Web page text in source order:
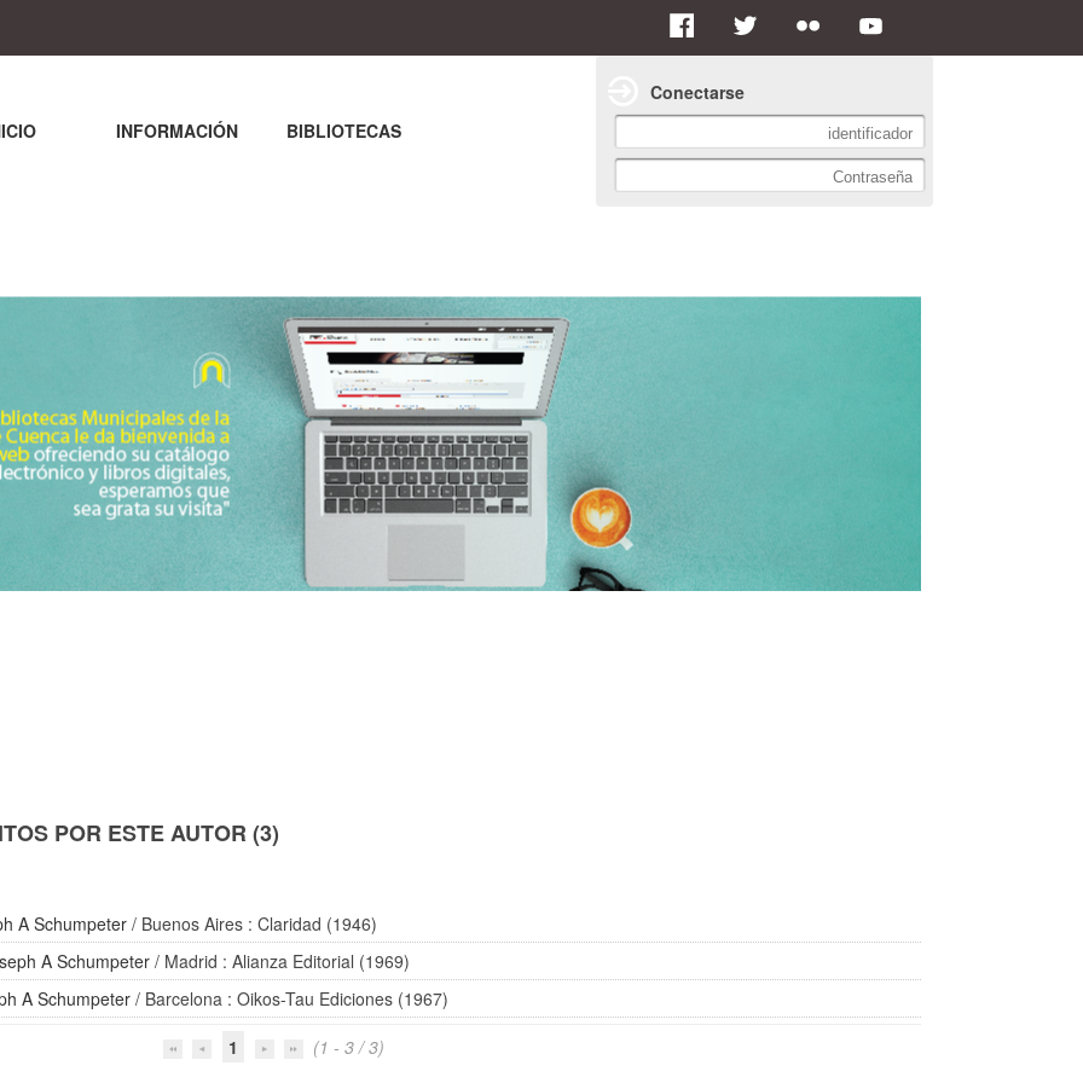
POR ESTE AUTOR (3)
A Schumpeter / Buenos Aires : Claridad (1946)
A Schumpeter / Madrid : Alianza Editorial (1969)
A Schumpeter / Barcelona : Oikos-Tau Ediciones (1967)
1
(1 - 3 / 3)
INFORMACIÓN BIBLIOTECAS
Conectarse